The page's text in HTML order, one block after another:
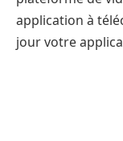
application à
jour votre